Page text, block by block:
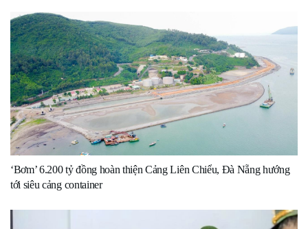
‘Bơm’ 6.200 tỷ đồng hoàn thiện Cảng Liên Chiểu, Đà Nẵng hướng
tới siêu cảng container